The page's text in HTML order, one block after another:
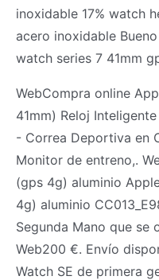
inoxidable 17% watch
acero inoxidable
watch series 7 41mm
WebCompra online
41mm) Reloj
- Correa Deportiva en
Monitor de entreno,.
(gps 4g) aluminio
4g) aluminio
Segunda Mano que se
Web200 €. Envío
Watch SE de primera